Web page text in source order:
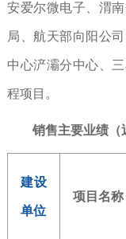
安爱尔微电子、渭
局、航天部向阳公
中心浐灞分中心、
程项目。
销售主要业绩（
建设
单位
项目名称